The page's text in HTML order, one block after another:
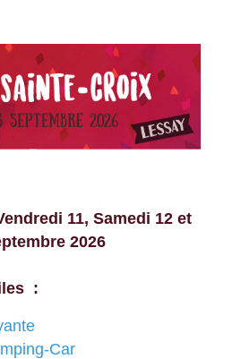
11, Samedi 12 et
2026
:
Car